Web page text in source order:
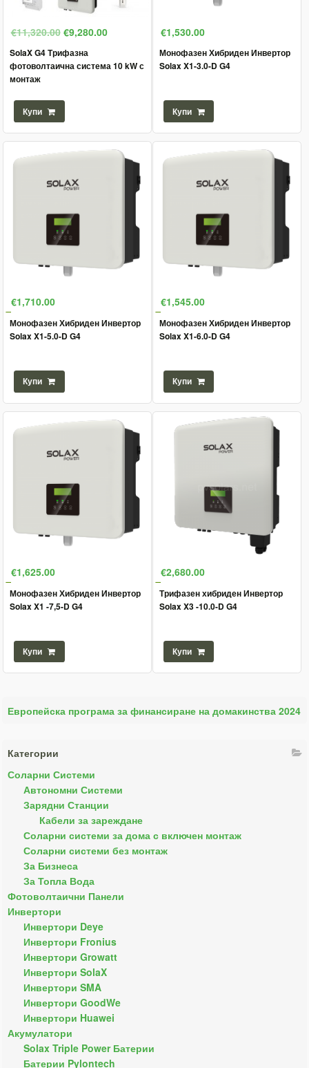
€11,320.00 €9,280.00
SolaX G4 Трифазна
фотоволтаична система 10 kW с
монтаж
Купи
€1,530.00
Монофазен Хибриден Инвертор
Solax X1-3.0-D G4
Купи
€1,710.00
Монофазен Хибриден Инвертор
Solax X1-5.0-D G4
Купи
€1,545.00
Монофазен Хибриден Инвертор
Solax X1-6.0-D G4
Купи
€1,625.00
Монофазен Хибриден Инвертор
Solax X1 -7,5-D G4
Купи
€2,680.00
Трифазен хибриден Инвертор
Solax X3 -10.0-D G4
Купи
Европейска програма за финансиране на домакинства 2024
Категории
Соларни Системи
Автономни Системи
Зарядни Станции
Кабели за зареждане
Соларни системи за дома с включен монтаж
Соларни системи без монтаж
За Бизнеса
За Топла Вода
Фотоволтаични Панели
Инвертори
Инвертори Deye
Инвертори Fronius
Инвертори Growatt
Инвертори SolaX
Инвертори SMA
Инвертори GoodWe
Инвертори Huawei
Акумулатори
Solax Triple Power Батерии
Батерии Pylontech